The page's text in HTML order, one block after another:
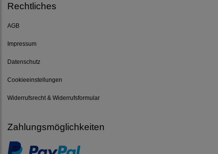
Rechtliches
AGB
Impressum
Datenschutz
Cookieeinstellungen
Widerrufsrecht & Widerrufsformular
Zahlungsmöglichkeiten